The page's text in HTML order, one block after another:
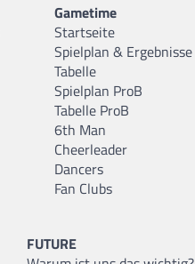
Gametime
Startseite
Spielplan & Ergebnisse
Tabelle
Spielplan ProB
Tabelle ProB
6th Man
Cheerleader
Dancers
Fan Clubs
FUTURE